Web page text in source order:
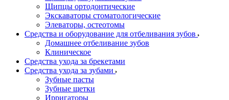
Щипцы ортодонтические
Экскаваторы стоматологические
Элеваторы, остеотомы
Средства и оборудование для отбеливания зубов
Домашнее отбеливание зубов
Клиническое
Средства ухода за брекетами
Средства ухода за зубами
Зубные пасты
Зубные щетки
Ирригаторы